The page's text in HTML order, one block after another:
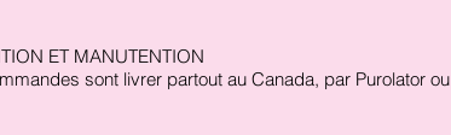
ET MANUTENTION
sont livrer partout au Canada, par Purolator